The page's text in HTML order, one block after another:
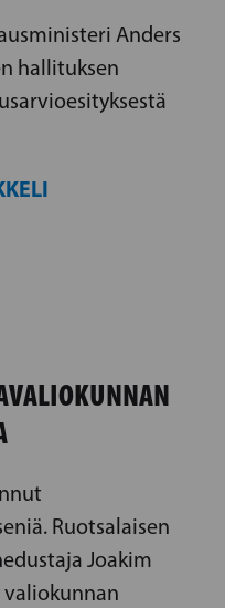
Anders
hallituksen
Ruotsalaisen
Joakim
valiokunnan